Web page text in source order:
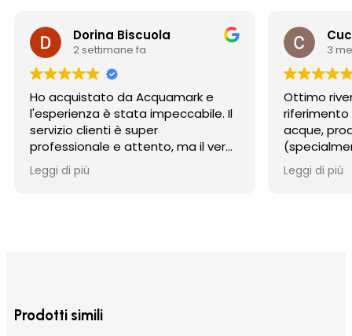
Dorina Biscuola
2 settimane fa
Ho acquistato da Acquamark e
l'esperienza è stata impeccabile. Il
servizio clienti è super
professionale e attento, ma il vero
punto di forza è stata la
spedizione: incredibilmente rapida
Leggi di più
3
Ottimo
acque,
osmosi) e
Leggi di più
Prodotti simili